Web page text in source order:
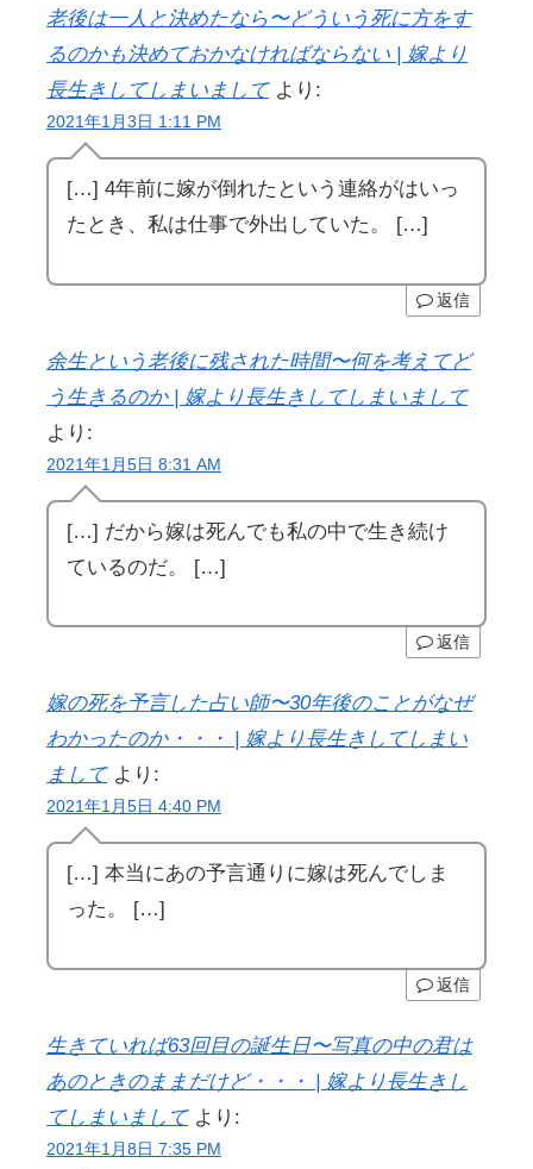
老後は一人と決めたなら〜どういう死に方をす
るのかも決めておかなければならない | 嫁より
長生きしてしまいまして より:
2021年1月3日 1:11 PM
[…] 4年前に嫁が倒れたという連絡がはいっ
たとき、私は仕事で外出していた。 […]
返信
余生という老後に残された時間〜何を考えてど
う生きるのか | 嫁より長生きしてしまいまして
より:
2021年1月5日 8:31 AM
[…] だから嫁は死んでも私の中で生き続け
ているのだ。 […]
返信
嫁の死を予言した占い師〜30年後のことがなぜ
わかったのか・・・ | 嫁より長生きしてしまい
まして より:
2021年1月5日 4:40 PM
[…] 本当にあの予言通りに嫁は死んでしま
った。 […]
返信
生きていれば63回目の誕生日〜写真の中の君は
あのときのままだけど・・・ | 嫁より長生きし
てしまいまして より:
2021年1月8日 7:35 PM